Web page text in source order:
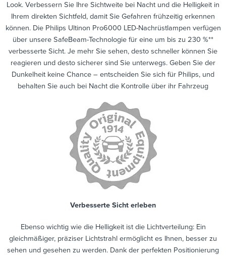
Look. Verbessern Sie Ihre Sichtweite bei Nacht und die Helligkeit in
Ihrem direkten Sichtfeld, damit Sie Gefahren frühzeitig erkennen
können. Die Philips Ultinon Pro6000 LED-Nachrüstlampen verfügen
über unsere SafeBeam-Technologie für eine um bis zu 230 %**
verbesserte Sicht. Je mehr Sie sehen, desto schneller können Sie
reagieren und desto sicherer sind Sie unterwegs. Geben Sie der
Dunkelheit keine Chance – entscheiden Sie sich für Philips, und
behalten Sie auch bei Nacht die Kontrolle über ihr Fahrzeug
Verbesserte Sicht erleben
Ebenso wichtig wie die Helligkeit ist die Lichtverteilung: Ein
gleichmäßiger, präziser Lichtstrahl ermöglicht es Ihnen, besser zu
sehen und gesehen zu werden. Dank der perfekten Positionierung